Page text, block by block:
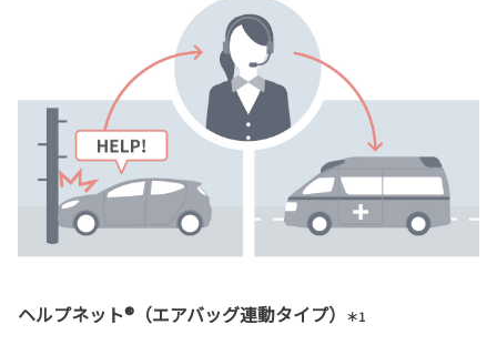
ヘルプネット®（エアバッグ連動タイプ） ＊1